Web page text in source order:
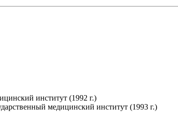
институт (1992 г.)
медицинский институт (1993 г.)